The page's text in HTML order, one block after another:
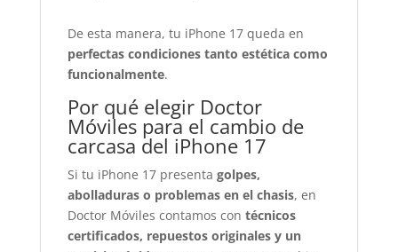
De esta manera, tu iPhone 17 queda en
perfectas condiciones tanto estética como
funcionalmente.
Por qué elegir Doctor
Móviles para el cambio de
carcasa del iPhone 17
Si tu iPhone 17 presenta golpes,
abolladuras o problemas en el chasis, en
Doctor Móviles contamos con técnicos
certificados, repuestos originales y un